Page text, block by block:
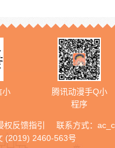
小
腾讯动漫手Q小
程序
权反馈指引 联系方式：
(2019) 2460-563号